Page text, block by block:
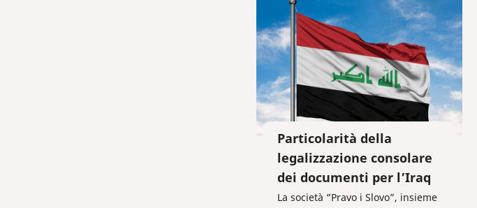
Particolarità della
legalizzazione consolare
dei documenti per l’Iraq
La società “Pravo i Slovo”, insieme